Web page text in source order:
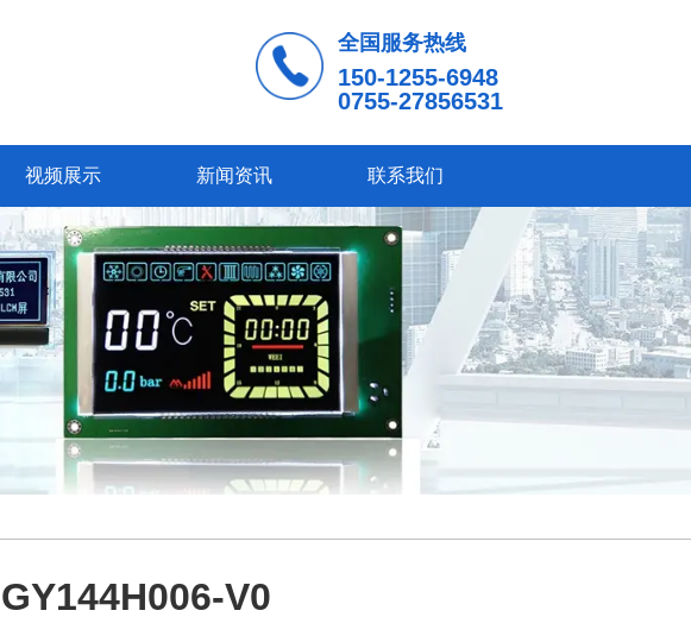
全国服务热线
150-1255-6948
0755-27856531
视频展示 新闻资讯 联系我们
GY144H006-V0